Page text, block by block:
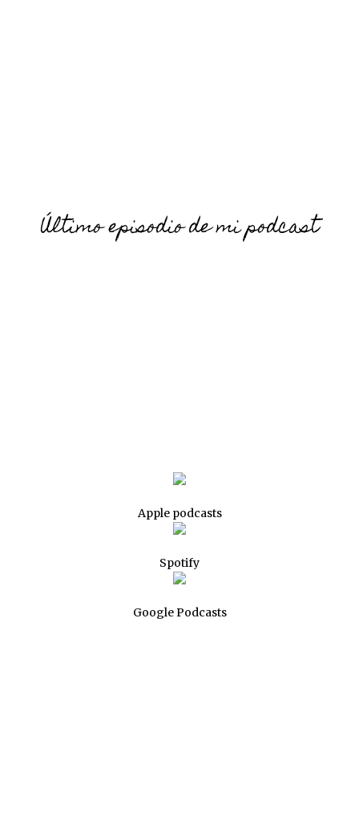
Último episodio de mi podcast
Apple podcasts
Spotify
Google Podcasts